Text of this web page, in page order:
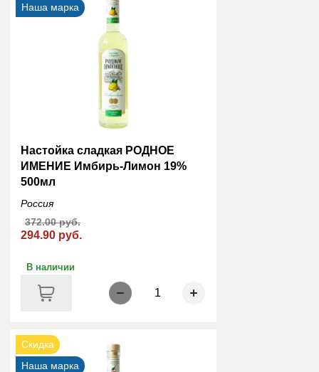
Наша марка
Настойка сладкая РОДНОЕ
ИМЕНИЕ Имбирь-Лимон 19%
500мл
Россия
294.90 руб.
372.00 руб.
В наличии
1
Скидка
Наша марка